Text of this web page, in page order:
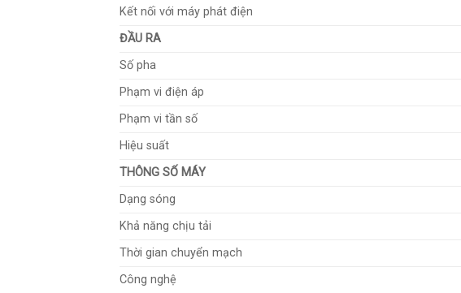
Kết nối với máy phát điện
ĐẦU RA
Số pha
Phạm vi điện áp
Phạm vi tần số
Hiệu suất
THÔNG SỐ MÁY
Dạng sóng
Khả năng chịu tải
Thời gian chuyển mạch
Công nghệ